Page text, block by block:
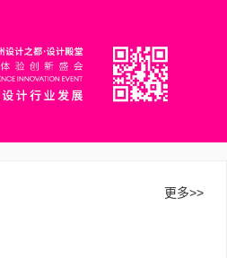
更多>>